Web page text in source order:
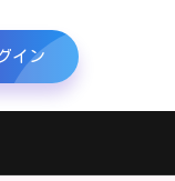
イン